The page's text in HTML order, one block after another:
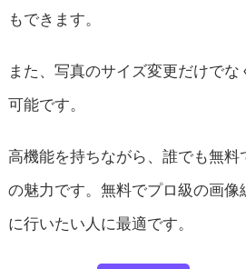
もできます。
また、写真のサイズ変更だけで
可能です。
高機能を持ちながら、誰でも無
の魅力です。無料でプロ級の画
に行いたい人に最適です。